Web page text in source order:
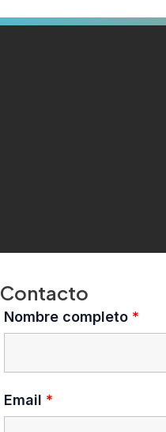
Contacto
Nombre completo *
Email *